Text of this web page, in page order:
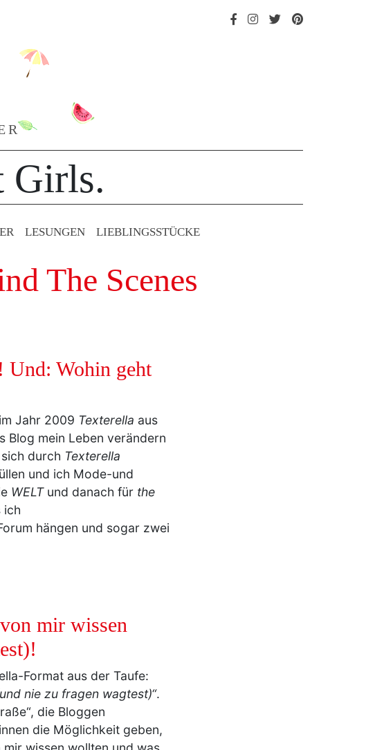
Girls.
LESUNGEN LIEBLINGS­STÜCKE
The Scenes
Und: Wohin geht
Jahr 2009 Texterella aus
Blog mein Leben verändern
durch Texterella
und ich Mode-und
WELTund danach für the
ich
hängen und sogar zwei
mir wissen
Format aus der Taufe:
nie zu fragen wagtest)“.
die Bloggen
die Möglichkeit geben,